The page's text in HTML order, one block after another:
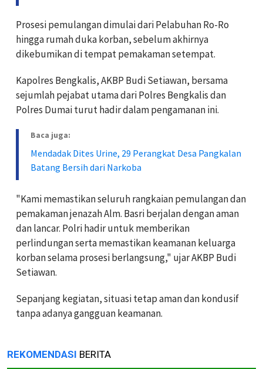
Prosesi pemulangan dimulai dari Pelabuhan Ro-Ro
hingga rumah duka korban, sebelum akhirnya
dikebumikan di tempat pemakaman setempat.
Kapolres Bengkalis, AKBP Budi Setiawan, bersama
sejumlah pejabat utama dari Polres Bengkalis dan
Polres Dumai turut hadir dalam pengamanan ini.
Baca juga:
Mendadak Dites Urine, 29 Perangkat Desa Pangkalan
Batang Bersih dari Narkoba
"Kami memastikan seluruh rangkaian pemulangan dan
pemakaman jenazah Alm. Basri berjalan dengan aman
dan lancar. Polri hadir untuk memberikan
perlindungan serta memastikan keamanan keluarga
korban selama prosesi berlangsung," ujar AKBP Budi
Setiawan.
Sepanjang kegiatan, situasi tetap aman dan kondusif
tanpa adanya gangguan keamanan.
REKOMENDASI BERITA